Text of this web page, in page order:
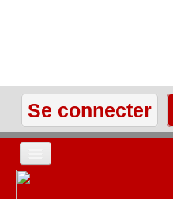
Se connecter